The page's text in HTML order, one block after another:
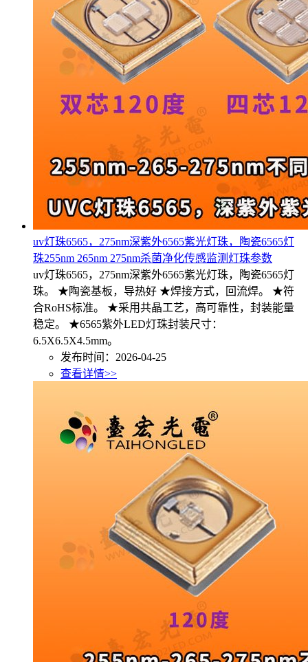
uv灯珠6565，275nm深紫外6565紫光灯珠，陶瓷6565灯
珠255nm 265nm 275nm杀菌净化传感监测灯珠参数
uv灯珠6565，275nm深紫外6565紫光灯珠，陶瓷6565灯
珠。 ★陶瓷基板，导热好 ★焊接方式，回流焊。 ★符
合RoHS标准。 ★采用共晶工艺，高可靠性，封装能量
稳定。 ★6565紫外LED灯珠封装尺寸：
6.5X6.5X4.5mm。
发布时间：2026-04-25
查看详情>>